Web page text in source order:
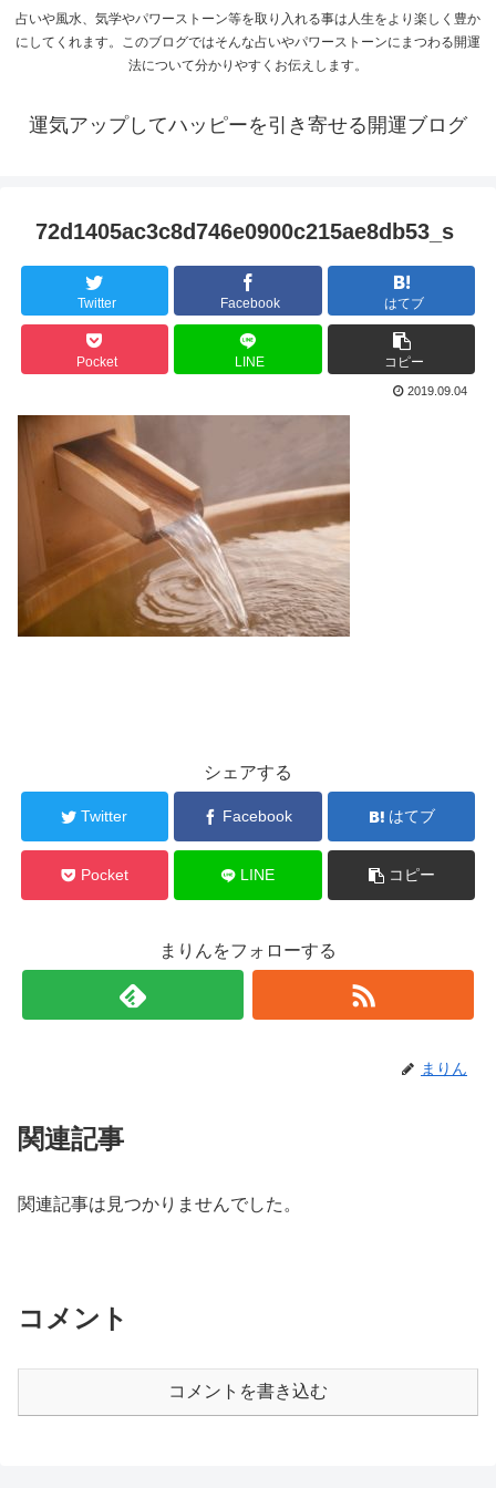
占いや風水、気学やパワーストーン等を取り入れる事は人生をより楽しく豊か
にしてくれます。このブログではそんな占いやパワーストーンにまつわる開運
法について分かりやすくお伝えします。
運気アップしてハッピーを引き寄せる開運ブログ
72d1405ac3c8d746e0900c215ae8db53_s
Twitter Facebook はてブ
Pocket LINE コピー
2019.09.04
シェアする
Twitter Facebook はてブ
Pocket LINE コピー
まりんをフォローする
まりん
関連記事
関連記事は見つかりませんでした。
コメント
コメントを書き込む